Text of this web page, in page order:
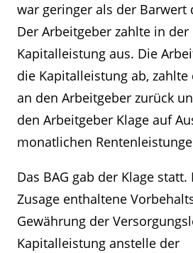
war geringer als der Barwert
Der Arbeitgeber zahlte in der
Kapitalleistung aus. Die
die Kapitalleistung ab,
an den Arbeitgeber zurück
den Arbeitgeber Klage auf
monatlichen
Das BAG gab der Klage statt.
Zusage enthaltene
Gewährung der
Kapitalleistung anstelle der